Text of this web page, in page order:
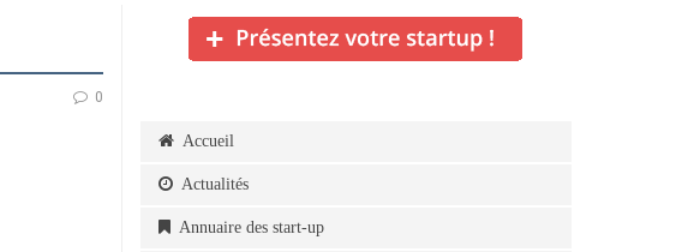
0
Accueil
Actualités
Annuaire des start-up